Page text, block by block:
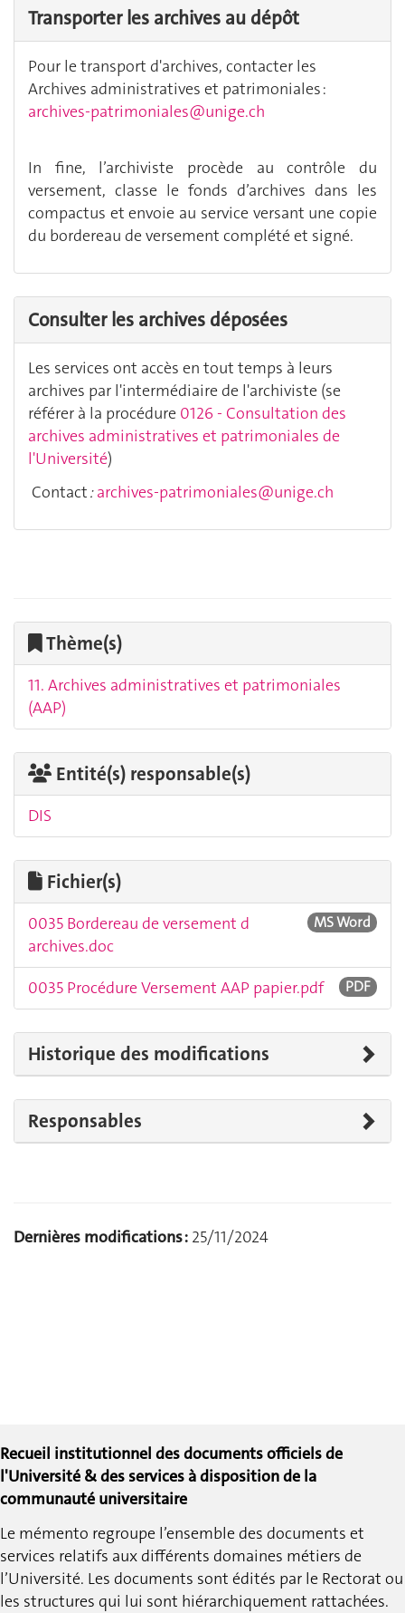
Transporter les archives au dépôt
Pour le transport d'archives, contacter les
Archives administratives et patrimoniales :
archives-patrimoniales@unige.ch
In fine, l’archiviste procède au contrôle du
versement, classe le fonds d’archives dans les
compactus et envoie au service versant une copie
du bordereau de versement complété et signé.
Consulter les archives déposées
Les services ont accès en tout temps à leurs
archives par l'intermédiaire de l'archiviste (se
référer à la procédure 0126 - Consultation des
archives administratives et patrimoniales de
l'Université)
Contact:archives-patrimoniales@unige.ch
Thème(s)
11. Archives administratives et patrimoniales
(AAP)
Entité(s) responsable(s)
DIS
Fichier(s)
MS Word
0035 Bordereau de versement d
archives.doc
PDF
0035 Procédure Versement AAP papier.pdf
Historique des modifications
Responsables
Dernières modifications : 25/11/2024
Recueil institutionnel des documents officiels de
l'Université & des services à disposition de la
communauté universitaire
Le mémento regroupe l’ensemble des documents et
services relatifs aux différents domaines métiers de
l’Université. Les documents sont édités par le Rectorat ou
les structures qui lui sont hiérarchiquement rattachées.